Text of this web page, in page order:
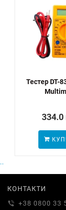
Тестер DT-
334.0
..
КОНТАКТИ
+38 0800 33